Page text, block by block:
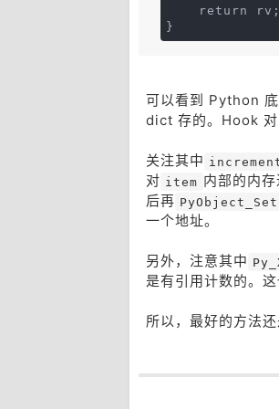
return
}
可以看到 Python
dict 存的。Hook 对
关注其中
对 item 内部的内
后再
一个地址。
另外，注意其中
是有引用计数的。
所以，最好的方法